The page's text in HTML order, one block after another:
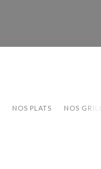
NOS PLATS NOS